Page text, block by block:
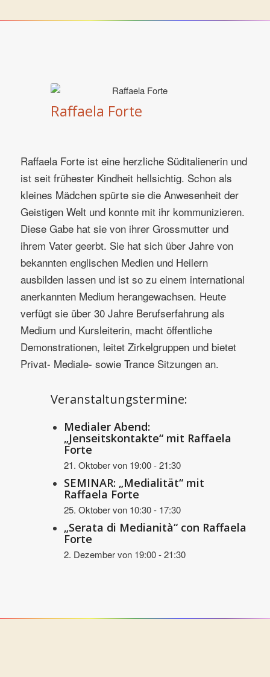
Raffaela Forte
Raffaela Forte ist eine herzliche Süditalienerin und
ist seit frühester Kindheit hellsichtig. Schon als
kleines Mädchen spürte sie die Anwesenheit der
Geistigen Welt und konnte mit ihr kommunizieren.
Diese Gabe hat sie von ihrer Grossmutter und
ihrem Vater geerbt. Sie hat sich über Jahre von
bekannten englischen Medien und Heilern
ausbilden lassen und ist so zu einem international
anerkannten Medium herangewachsen. Heute
verfügt sie über 30 Jahre Berufserfahrung als
Medium und Kursleiterin, macht öffentliche
Demonstrationen, leitet Zirkelgruppen und bietet
Privat- Mediale- sowie Trance Sitzungen an.
Veranstaltungstermine:
Medialer Abend:
„Jenseitskontakte“ mit Raffaela
Forte
21. Oktober von 19:00-21:30
SEMINAR: „Medialität“ mit
Raffaela Forte
25. Oktober von 10:30- 17:30
„Serata di Medianità“ con Raffaela
Forte
2. Dezember von 19:00-21:30